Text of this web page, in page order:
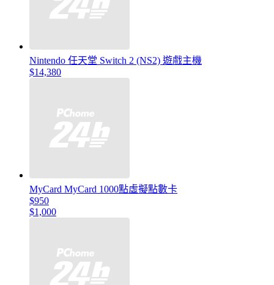
Nintendo 任天堂 Switch 2 (NS2) 遊戲主機
$14,380
MyCard MyCard 1000點虛擬點數卡
$950
$1,000